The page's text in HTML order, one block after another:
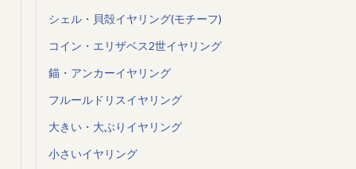
シェル・貝殻イヤリング(モチーフ)
コイン・エリザベス2世イヤリング
錨・アンカーイヤリング
フルールドリスイヤリング
大きい・大ぶりイヤリング
小さいイヤリング